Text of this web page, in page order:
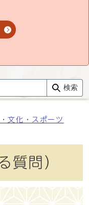
検索
文化・スポーツ
質問）